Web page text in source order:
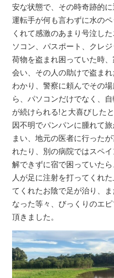
安な状態で、その時奇跡的
運転手が何も言わずに水の
くれて感激のあまり号泣し
ソコン、パスポート、クレ
荷物を盗まれ困っていた時
会い、その人の助けで盗ま
わかり、警察に頼んでその
ら、パソコンだけでなく、
が続けられる!と大喜びした
因不明でパンパンに腫れて
まい、地元の医者に行った
れたり、別の病院ではスペ
解できずに宿で困っていた
人が足に注射を打ってくれ
てくれたお陰で足が治り、
なった等々、びっくりのエ
頂きました。